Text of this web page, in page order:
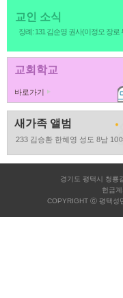
교인 소식
장례: 131 김순영 권사(이정오 장로
교회학교
바로가기
새가족 앨범
233 김승환 한혜영 성도 8남 10
경기도 평택시 청룡
헌금
COPYRIGHT ⓒ 평택성